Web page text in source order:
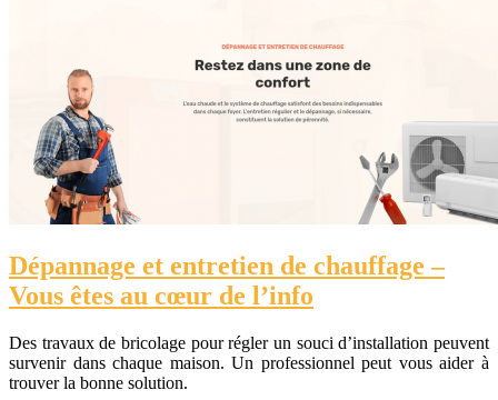
Dépannage et entretien de chauffage –
Vous êtes au cœur de l’info
Des travaux de bricolage pour régler un souci d’installation peuvent
survenir dans chaque maison. Un professionnel peut vous aider à
trouver la bonne solution.